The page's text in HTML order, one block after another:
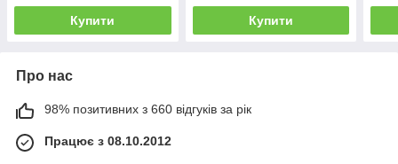
Купити Купити
Про нас
98% позитивних з 660 відгуків за рік
Працює з 08.10.2012